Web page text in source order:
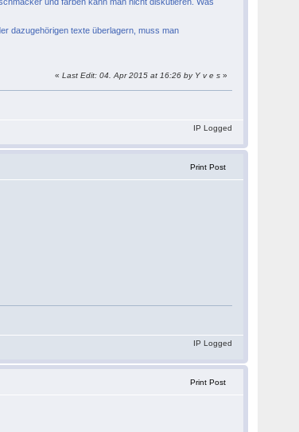
dazugehörigen texte überlagern, muss man
«Last Edit: 04. Apr 2015 at 16:26 by Y v e s »
IP Logged
Print Post
IP Logged
Print Post